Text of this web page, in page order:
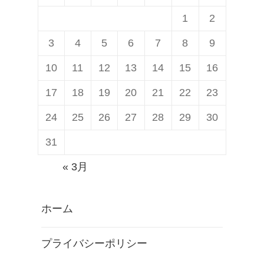
1 2
3 4 5 6 7 8 9
10 11 12 13 14 15 16
17 18 19 20 21 22 23
24 25 26 27 28 29 30
31
« 3月
ホーム
プライバシーポリシー